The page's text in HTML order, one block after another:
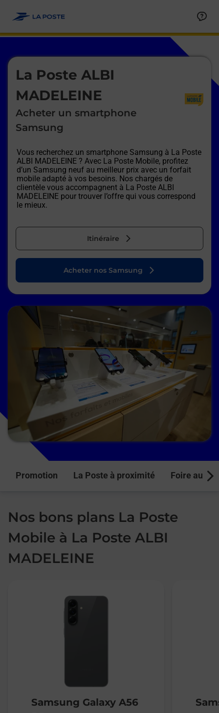
La Poste ALBI
MADELEINE
Acheter un smartphone
Samsung
Vous recherchez un smartphone Samsung à La Poste
ALBI MADELEINE ? Avec La Poste Mobile, profitez
d’un Samsung neuf au meilleur prix avec un forfait
mobile adapté à vos besoins. Nos chargés de
clientèle vous accompagnent à La Poste ALBI
MADELEINE pour trouver l’offre qui vous correspond
le mieux.
Itinéraire
Le lien s'ouvre dans un nouvel onglet
Acheter nos Samsung
Promotion La Poste à proximité Foire aux
Nos bons plans La Poste
Mobile à La Poste ALBI
MADELEINE
Samsung Galaxy A56